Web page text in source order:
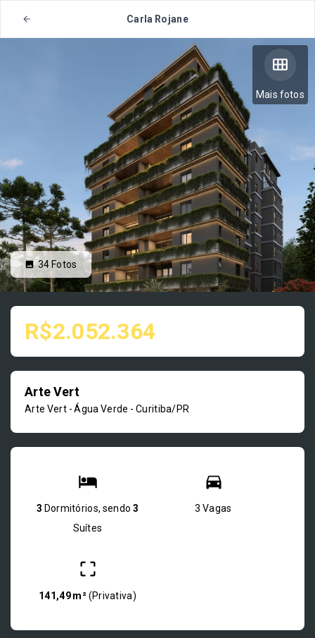
Carla Rojane
Mais fotos
34 Fotos
R$2.052.364
Arte Vert
Arte Vert -Água Verde - Curitiba/PR
3 Dormitórios, sendo 3
Suítes
3 Vagas
141,49 m²(Privativa)